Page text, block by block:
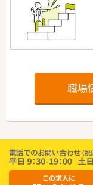
職場
この求人に